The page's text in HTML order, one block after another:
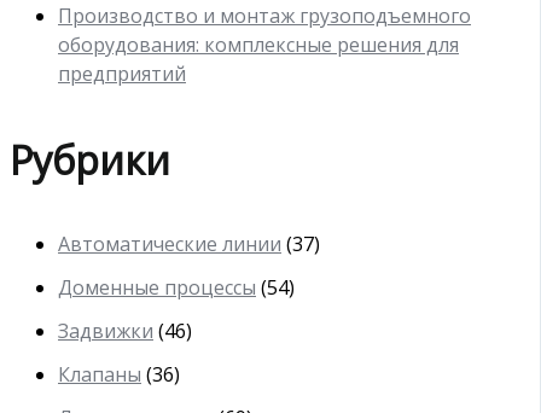
Производство и монтаж грузоподъемного
оборудования: комплексные решения для
предприятий
Рубрики
Автоматические линии (37)
Доменные процессы (54)
Задвижки (46)
Клапаны (36)